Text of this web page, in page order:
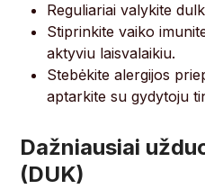
Reguliariai valykite
Stiprinkite vaiko
aktyviu laisvalaikiu.
Stebėkite alergijos
aptarkite su gydytoju
Dažniausiai
(DUK)